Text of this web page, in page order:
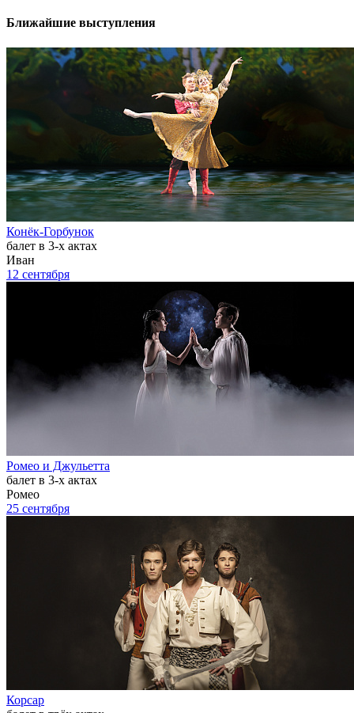
Ближайшие выступления
Конёк-Горбунок
балет в 3-х актах
Иван
12 сентября
Ромео и Джульетта
балет в 3-х актах
Ромео
25 сентября
Корсар